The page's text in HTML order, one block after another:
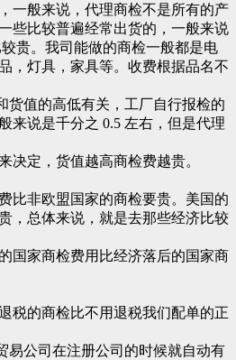
一般来说，代理商检不是所有的产
些比较普遍经常出货的，一般来说
贵。我司能做的商检一般都是电
，灯具，家具等。收费根据品名不
货值的高低有关，工厂自行报检的
来说是千分之 0.5 左右，但是代理
决定，货值越高商检费越贵。
比非欧盟国家的商检要贵。美国的
，总体来说，就是去那些经济比较
国家商检费用比经济落后的国家商
税的商检比不用退税我们配单的正
易公司在注册公司的时候就自动有